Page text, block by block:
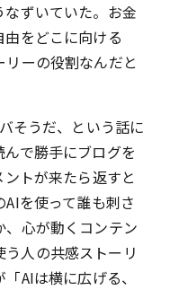
ずいていた。お金
をどこに向ける
ーの役割なんだと
そうだ、という話に
で勝手にブログを
トが来たら返すと
を使って誰も刺さ
、心が動くコンテン
人の共感ストーリ
AIは横に広げる、